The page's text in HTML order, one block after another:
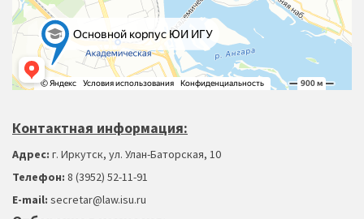
Контактная информация:
Адрес: г. Иркутск, ул. Улан-Баторская, 10
Телефон: 8 (3952) 52-11-91
Е-mail: secretar@law.isu.ru